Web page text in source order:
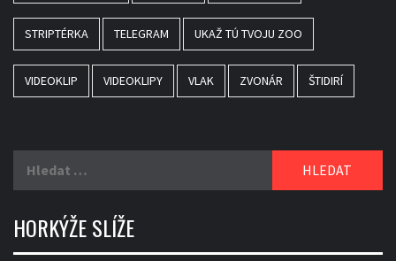
STRIPTÉRKA TELEGRAM UKAŽ TÚ TVOJU ZOO
VIDEOKLIP VIDEOKLIPY VLAK ZVONÁR ŠTIDIRÍ
HORKÝŽE SLÍŽE